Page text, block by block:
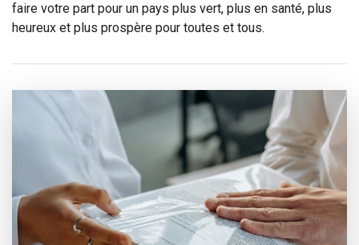
faire votre part pour un pays plus vert, plus en santé, plus
heureux et plus prospère pour toutes et tous.